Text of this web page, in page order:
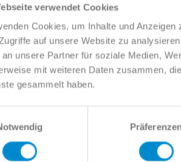
verwendet Cookies
Cookies, um Inhalte und
auf unsere Website zu
unsere Partner für soziale Medien,
mit weiteren Daten zusammen,
gesammelt haben.
Telefonnummer
Nachricht